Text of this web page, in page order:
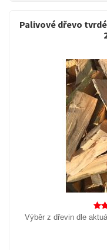
Palivové dřevo
Výběr z dřevin dle